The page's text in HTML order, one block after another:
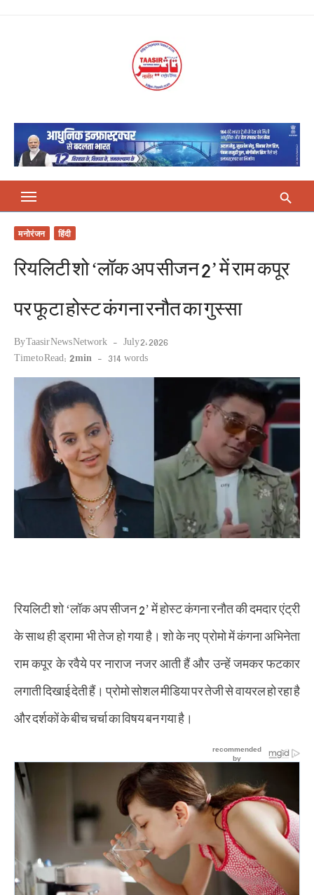
मनोरंजन हिंदी
रियलिटी शो ‘लॉक अप सीजन 2’ में राम कपूर
पर फूटा होस्ट कंगना रनौत का गुस्सा
ByTaasir News Network Posted
on
July 2, 2026
Time to Read:2 min - 314words
रियलिटी शो ‘लॉक अप सीजन 2’ में होस्ट कंगना रनौत की दमदार एंट्री
के साथ ही ड्रामा भी तेज हो गया है। शो के नए प्रोमो में कंगना अभिनेता
राम कपूर के रवैये पर नाराज नजर आती हैं और उन्हें जमकर फटकार
लगाती दिखाई देती हैं। प्रोमो सोशल मीडिया पर तेजी से वायरल हो रहा है
और दर्शकों के बीच चर्चा का विषय बन गया है।